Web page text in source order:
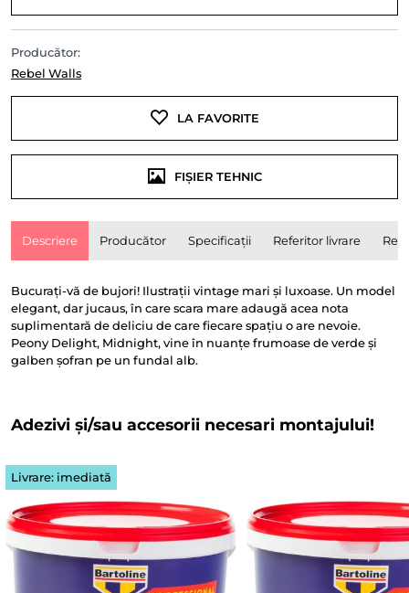
Producător:
Rebel Walls
LA FAVORITE
FIȘIER TEHNIC
Descriere Producător Specificații Referitor livrare
Bucurați-vă de bujori! Ilustrații vintage mari și luxoase. Un model
elegant, dar jucaus, în care scara mare adaugă acea nota
suplimentară de deliciu de care fiecare spațiu o are nevoie.
Peony Delight, Midnight, vine în nuanțe frumoase de verde și
galben șofran pe un fundal alb.
Adezivi și/sau accesorii necesari montajului!
Livrare: imediată